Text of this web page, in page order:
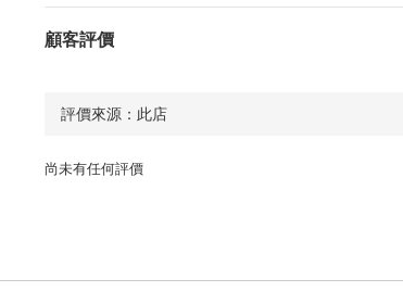
顧客評價
尚未有任何評價